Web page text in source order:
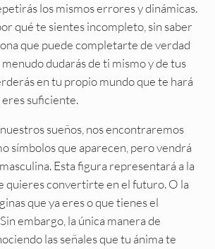
los mismos errores y dinámicas.
qué te sientes incompleto, sin saber
que puede completarte de verdad
dudarás de ti mismo y de tus
en tu propio mundo que te hará
suficiente.
sueños, nos encontraremos
símbolos que aparecen, pero vendrá
Esta figura representará a la
quieres convertirte en el futuro. O la
que ya eres o que tienes el
embargo, la única manera de
las señales que tu ánima te